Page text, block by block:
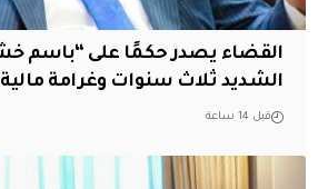
القضاء يصدر حكمًا على “باسم
الشديد ثلاث سنوات وغرامة مالية
قبل 14 ساعة